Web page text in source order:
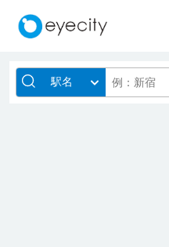
駅名